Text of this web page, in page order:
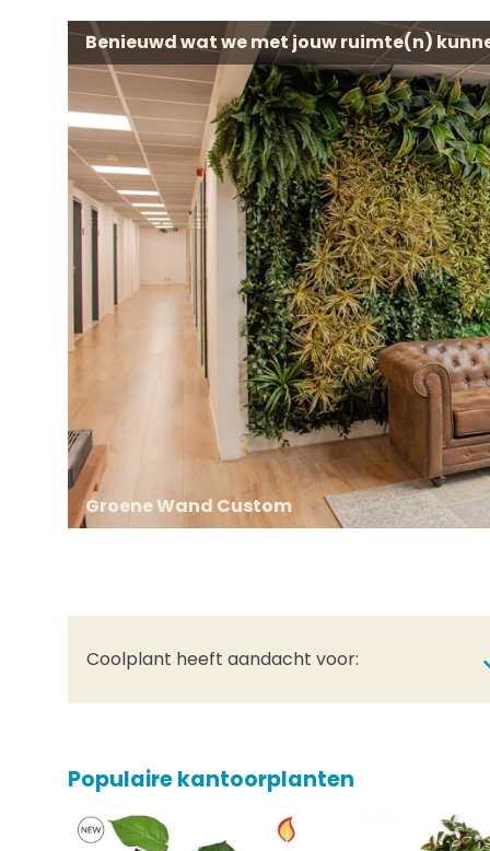
Benieuwd wat we met jouw ruimte(n)
Groene Wand Custom
Coolplant heeft aandacht voor:
Populaire kantoorplanten